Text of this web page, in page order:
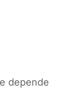
depende